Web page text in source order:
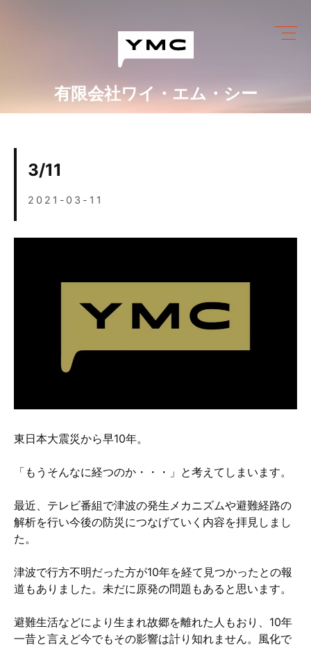
有限会社ワイ・エム・シー
ワイ・エム・シーにできること
営業カレンダー
ブログ
お問い合わせ
3/11
2021-03-11
東日本大震災から早10年。
「もうそんなに経つのか・・・」と考えてしまいます。
最近、テレビ番組で津波の発生メカニズムや避難経路の
解析を行い今後の防災につなげていく内容を拝見しまし
た。
津波で行方不明だった方が10年を経て見つかったとの報
道もありました。未だに原発の問題もあると思います。
避難生活などにより生まれ故郷を離れた人もおり、10年
一昔と言えど今でもその影響は計り知れません。風化で